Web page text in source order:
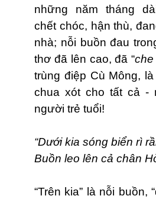
những năm tháng
chết chóc, hận thù,
nhà; nỗi buồn đau
thơ đã lên cao, đã “
trùng điệp Cù Mông,
chua xót cho tất cả -
người trẻ tuổi!
“Dưới kia sóng biển rì
Buồn leo lên cả chân
“Trên kia” là nỗi buồn,